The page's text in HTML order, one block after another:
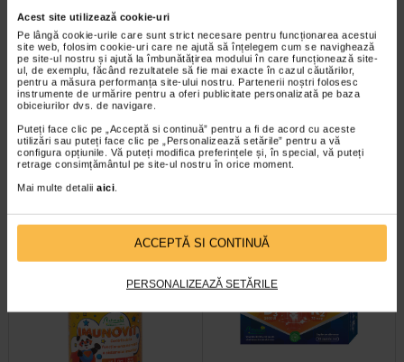
Acest site utilizează cookie-uri
Pe lângă cookie-urile care sunt strict necesare pentru funcționarea acestui
site web, folosim cookie-uri care ne ajută să înțelegem cum se navighează
pe site-ul nostru și ajută la îmbunătățirea modului în care funcționează site-
ul, de exemplu, făcând rezultatele să fie mai exacte în cazul căutărilor,
pentru a măsura performanța site-ului nostru. Partenerii noștri folosesc
instrumente de urmărire pentru a oferi publicitate personalizată pe baza
obiceiurilor dvs. de navigare.
Puteți face clic pe „Acceptă si continuă” pentru a fi de acord cu aceste
utilizări sau puteți face clic pe „Personalizează setările” pentru a vă
configura opțiunile. Vă puteți modifica preferințele și, în special, vă puteți
retrage consimțământul pe site-ul nostru în orice moment.
Mai multe detalii aici.
ACCEPTĂ SI CONTINUĂ
PERSONALIZEAZĂ SETĂRILE
Vita-Stelute, 60 jeleuri,
Naturalis Vita-Stelute jeleuri este
un supliment alimentar vegan, sub
Stetoscop simplu in forma de
c. Este un dispozitiv usor si
compact care ofera o acustica